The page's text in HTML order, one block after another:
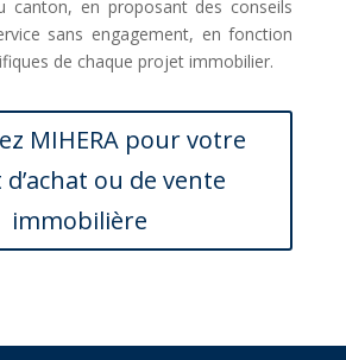
canton, en proposant des conseils
sans engagement, en fonction
de chaque projet immobilier.
MIHERA pour votre
ou de vente
immobilière